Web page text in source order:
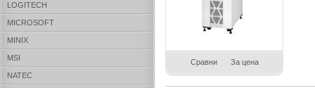
LOGITECH
MICROSOFT
MINIX
MSI
NATEC
Сравни За цена